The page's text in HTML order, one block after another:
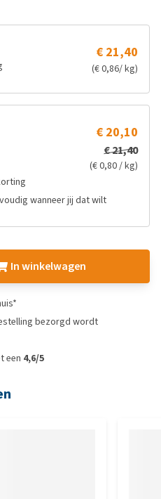
€ 21,40
(€ 0,86/ kg)
€ 20,10
€ 21,40
(€ 0,80 / kg)
wanneer jij dat wilt
In winkelwagen
bezorgd wordt
een 4,6/5